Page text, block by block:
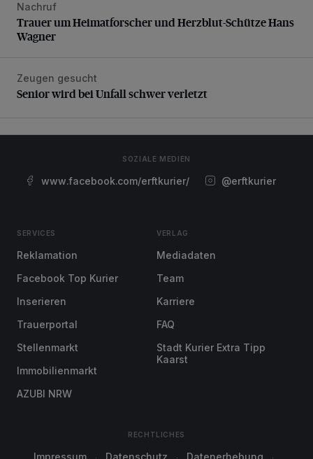
Trauer um Heimatforscher und Herzblut-Schütze Hans
Nachruf
Trauer um Heimatforscher und Herzblut-Schütze Hans
Wagner
Senior wird bei Unfall schwer verletzt
Zeugen gesucht
Senior wird bei Unfall schwer verletzt
SOZIALE MEDIEN
www.facebook.com/erftkurier/ @erftkurier
SERVICES
Reklamation
Facebook Top Kurier
Inserieren
Trauerportal
Stellenmarkt
Immobilienmarkt
AZUBI NRW
VERLAG
Mediadaten
Team
Karriere
FAQ
Stadt Kurier Extra Tipp
Kaarst
RECHTLICHES
Impressum Datenschutz Datenerhebung